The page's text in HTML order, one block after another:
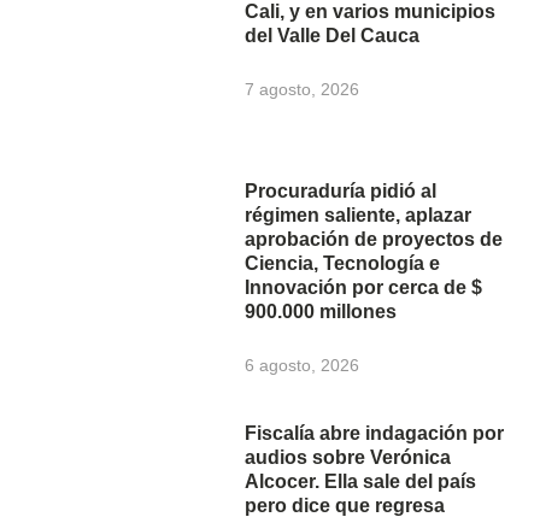
Cali, y en varios municipios
del Valle Del Cauca
7 agosto, 2026
Procuraduría pidió al
régimen saliente, aplazar
aprobación de proyectos de
Ciencia, Tecnología e
Innovación por cerca de $
900.000 millones
6 agosto, 2026
Fiscalía abre indagación por
audios sobre Verónica
Alcocer. Ella sale del país
pero dice que regresa